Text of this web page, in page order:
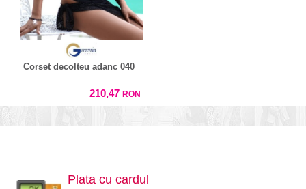
Corset decolteu adanc 040
210,47 RON
Plata cu cardul